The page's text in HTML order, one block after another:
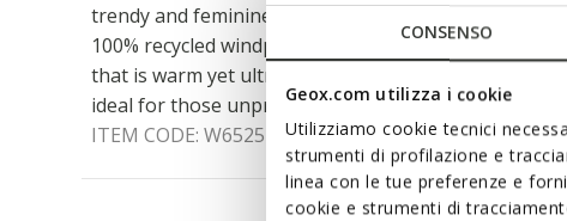
CONSENSO
Geox.com utilizza i cookie
Utilizziamo cookie tecnici
strumenti di profilazione e
linea con le tue preferenze e
cookie e strumenti di
trendy and feminine design. Shown here in midnight
100% recycled windproof and water-repellent nylon,
that is warm yet ultra-light. Jaysen can also be worn
ideal for those unpredictable early season days.
ITEM CODE: W6525DT3146F1624